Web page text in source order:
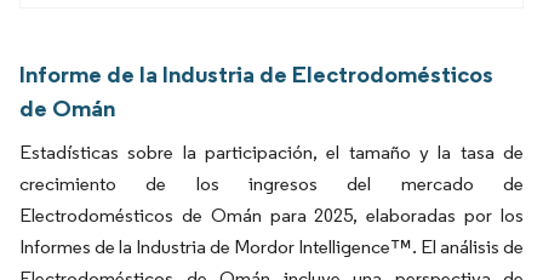
Informe de la Industria de Electrodomésticos
de Omán
Estadísticas sobre la participación, el tamaño y la tasa de
crecimiento de los ingresos del mercado de
Electrodomésticos de Omán para 2025, elaboradas por los
Informes de la Industria de Mordor Intelligence™. El análisis de